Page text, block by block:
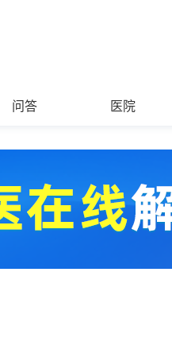
问答 医院